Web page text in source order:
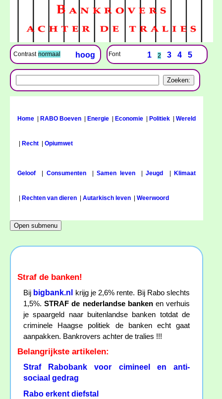
Contrast normaal hoog Font 1 2 3 4 5
Home RABO Boeven Energie Economie Politiek Wereld
Recht Opiumwet
Geloof Consumenten|Samen leven|Jeugd Klimaat
Rechten van dieren Autarkisch leven Weerwoord
Straf de banken!
Bij bigbank.nl
krijg je 2,6% rente. Bij Rabo slechts
1,5%.STRAF de nederlandse bankenen verhuis
je spaargeld naar buitenlandse banken totdat de
criminele Haagse politiek de banken echt gaat
aanpakken. Bankrovers achter de tralies !!!
Belangrijkste artikelen:
Straf Rabobank voor cimineel en anti-
sociaal gedrag
Rabo erkent diefstal